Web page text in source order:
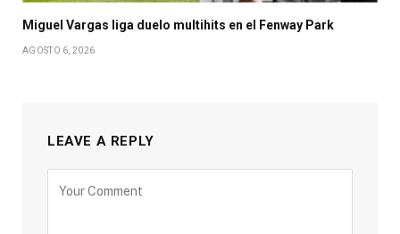
Miguel Vargas liga duelo multihits en el Fenway Park
AGOSTO 6, 2026
LEAVE A REPLY